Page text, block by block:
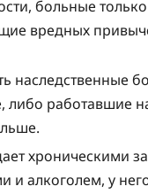
больные
вредных
работавшие
хроническими
и алкоголем, у